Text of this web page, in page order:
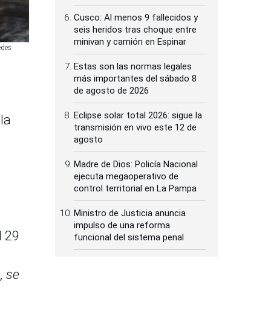
29
se
Cusco: Al menos 9 fallecidos y
seis heridos tras choque entre
minivan y camión en Espinar
Estas son las normas legales
más importantes del sábado 8
de agosto de 2026
Eclipse solar total 2026: sigue la
transmisión en vivo este 12 de
agosto
Madre de Dios: Policía Nacional
ejecuta megaoperativo de
control territorial en La Pampa
Ministro de Justicia anuncia
impulso de una reforma
funcional del sistema penal